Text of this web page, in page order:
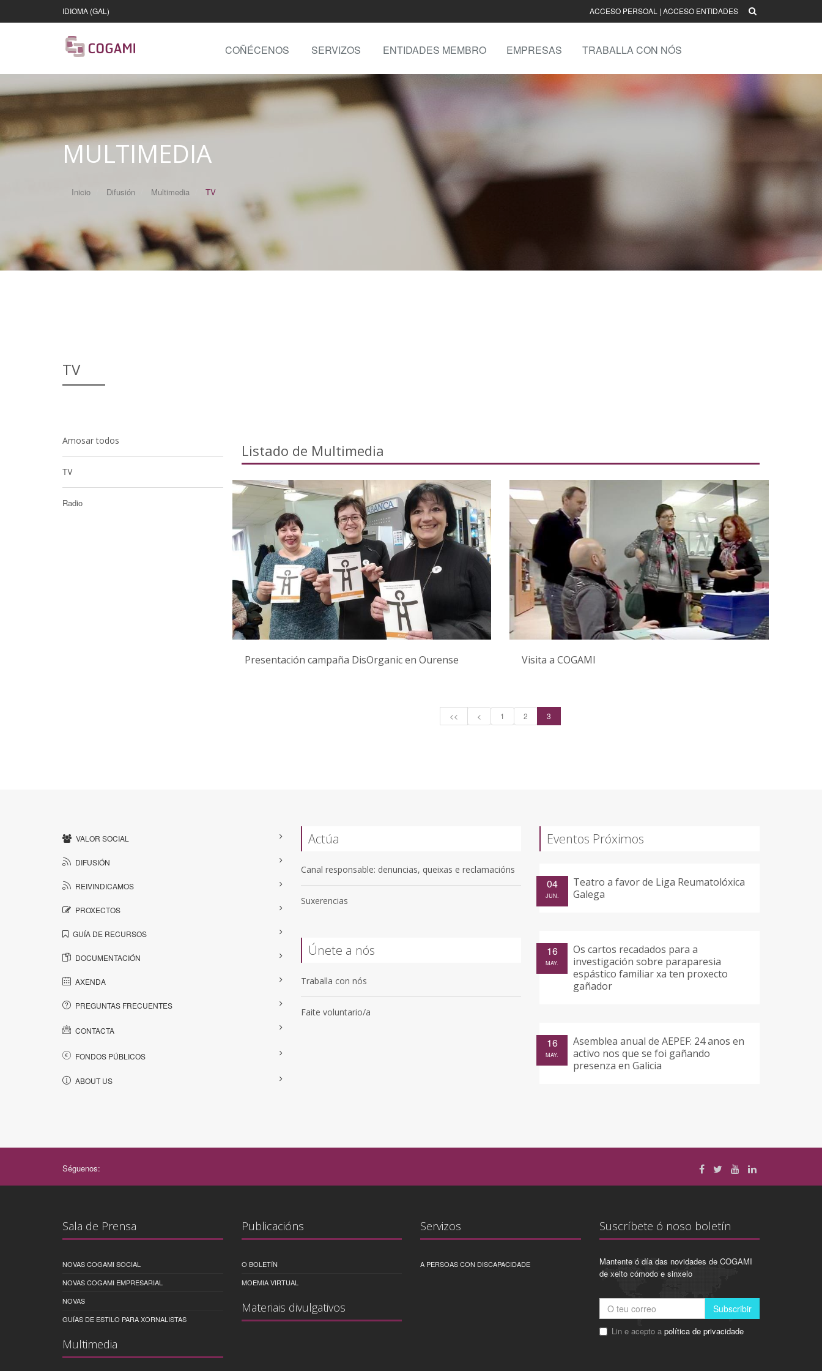
IDIOMA (GAL) ACCESO PERSOAL | ACCESO ENTIDADES
COÑÉCENOS SERVIZOS ENTIDADES MEMBRO EMPRESAS TRABALLA CON NÓS
MULTIMEDIA
Inicio Difusión Multimedia TV
TV
Amosar todos
TV
Radio
Listado de Multimedia
Presentación campaña DisOrganic en Ourense Visita a COGAMI
<< < 1 2 3
VALOR SOCIAL
DIFUSIÓN
REIVINDICAMOS
PROXECTOS
GUÍA DE RECURSOS
DOCUMENTACIÓN
AXENDA
PREGUNTAS FRECUENTES
CONTACTA
FONDOS PÚBLICOS
ABOUT US
Actúa
Canal responsable: denuncias, queixas e reclamacións
Suxerencias
Únete a nós
Traballa con nós
Faite voluntario/a
Eventos Próximos
Teatro a favor de Liga Reumatolóxica
Galega
04
JUN.
Os cartos recadados para a
investigación sobre paraparesia
espástico familiar xa ten proxecto
gañador
16
MAY.
Asemblea anual de AEPEF: 24 anos en
activo nos que se foi gañando
presenza en Galicia
16
MAY.
Séguenos:
Sala de Prensa
NOVAS COGAMI SOCIAL
NOVAS COGAMI EMPRESARIAL
NOVAS
GUÍAS DE ESTILO PARA XORNALISTAS
Multimedia
Publicacións
O BOLETÍN
MOEMIA VIRTUAL
Materiais divulgativos
Servizos
A PERSOAS CON DISCAPACIDADE
Suscríbete ó noso boletín
Mantente ó día das novidades de COGAMI
de xeito cómodo e sinxelo
Subscribir
Lin e acepto a política de privacidade